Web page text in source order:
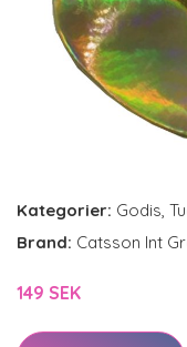
Kategorier: Godis,
Brand: Catsson Int
149 SEK